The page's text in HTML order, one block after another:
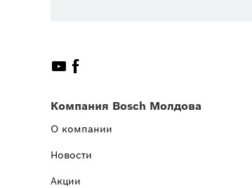
Компания Bosch Молдова
О компании
Новости
Акции